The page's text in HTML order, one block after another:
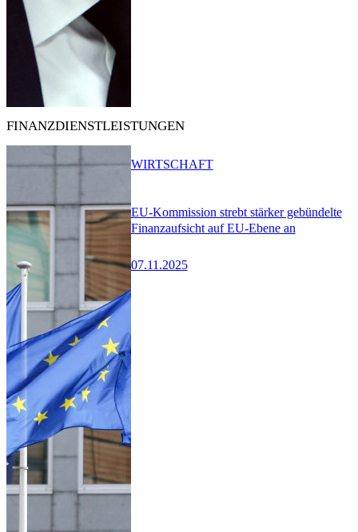
FINANZDIENSTLEISTUNGEN
EU-Kommission strebt stärker gebündelte
Finanzaufsicht auf EU-Ebene an
07.11.2025
WIRTSCHAFT